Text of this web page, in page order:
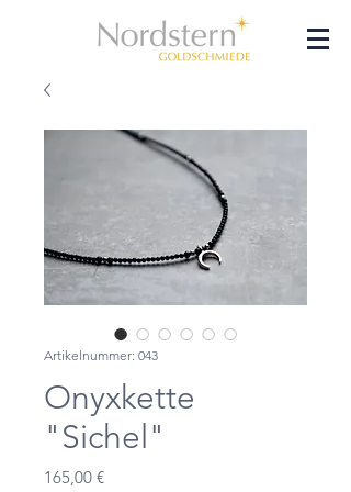
Artikelnummer: 043
Onyxkette
"Sichel"
165,00 €Preis